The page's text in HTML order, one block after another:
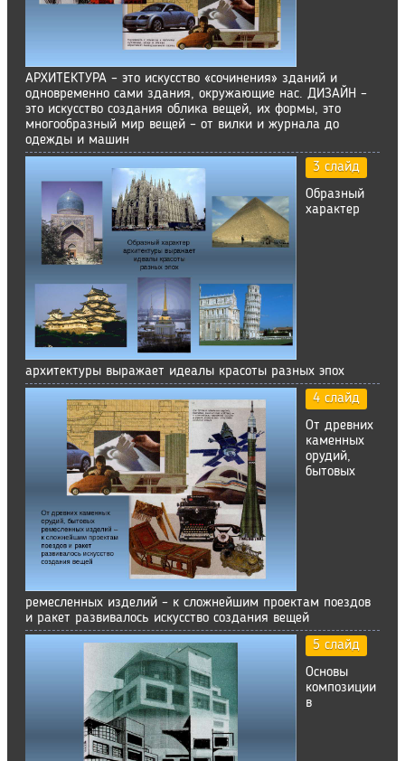
АРХИТЕКТУРА – это искусство «сочинения» зданий и
одновременно сами здания, окружающие нас. ДИЗАЙН –
это искусство создания облика вещей, их формы, это
многообразный мир вещей – от вилки и журнала до
одежды и машин
3 слайд
Образный
характер
архитектуры выражает идеалы красоты разных эпох
4 слайд
От древних
каменных
орудий,
бытовых
ремесленных изделий – к сложнейшим проектам поездов
и ракет развивалось искусство создания вещей
5 слайд
Основы
композиции
в